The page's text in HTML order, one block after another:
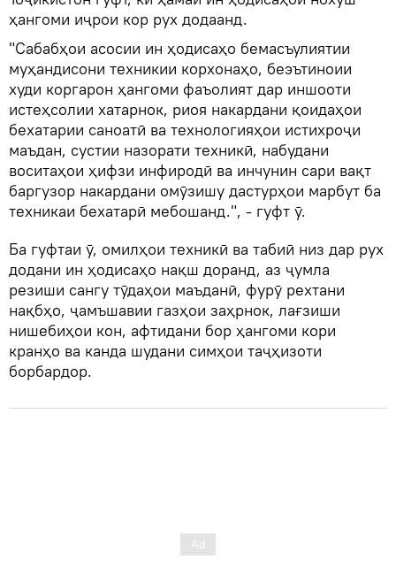
ҳангоми иҷрои кор рух додаанд.
"Сабабҳои асосии ин ҳодисаҳо бемасъулиятии
муҳандисони техникии корхонаҳо, беэътиноии
худи коргарон ҳангоми фаъолият дар иншооти
истеҳсолии хатарнок, риоя накардани қоидаҳои
бехатарии саноатӣ ва технологияҳои истихроҷи
маъдан, сустии назорати техникӣ, набудани
воситаҳои ҳифзи инфиродӣ ва инчунин сари вақт
баргузор накардани омӯзишу дастурҳои марбут ба
техникаи бехатарӣ мебошанд.", - гуфт ӯ.
Ба гуфтаи ӯ, омилҳои техникӣ ва табиӣ низ дар рух
додани ин ҳодисаҳо нақш доранд, аз ҷумла
резиши сангу тӯдаҳои маъданӣ, фурӯ рехтани
нақбҳо, ҷамъшавии газҳои заҳрнок, лағзиши
нишебиҳои кон, афтидани бор ҳангоми кори
кранҳо ва канда шудани симҳои таҷҳизоти
борбардор.